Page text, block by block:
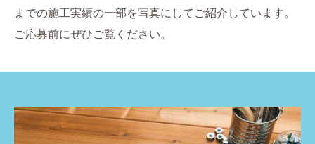
までの施工実績の一部を写真にしてご紹介しています。
ご応募前にぜひご覧ください。